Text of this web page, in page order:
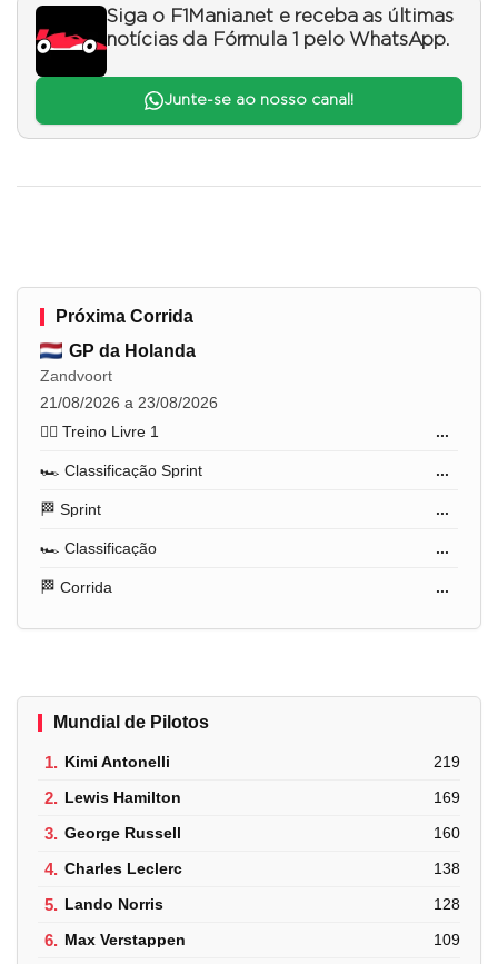
Siga o F1Mania.net e receba as últimas
notícias da Fórmula 1 pelo WhatsApp.
Junte-se ao nosso canal!
Próxima Corrida
GP da Holanda
Zandvoort
21/08/2026 a 23/08/2026
🏋️‍♂️ Treino Livre 1
...
🏎️ Classificação Sprint ...
🏁 Sprint ...
🏎️ Classificação ...
🏁 Corrida ...
Mundial de Pilotos
1. Kimi Antonelli 219
2. Lewis Hamilton 169
3. George Russell 160
4. Charles Leclerc 138
5. Lando Norris 128
6. Max Verstappen 109